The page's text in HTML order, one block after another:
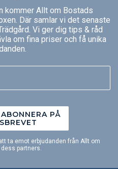
kommer Allt om Bostads
Där samlar vi det senaste
Vi ger dig tips & råd
om fina priser och få unika
PÅ
ta emot erbjudanden från Allt om
partners.